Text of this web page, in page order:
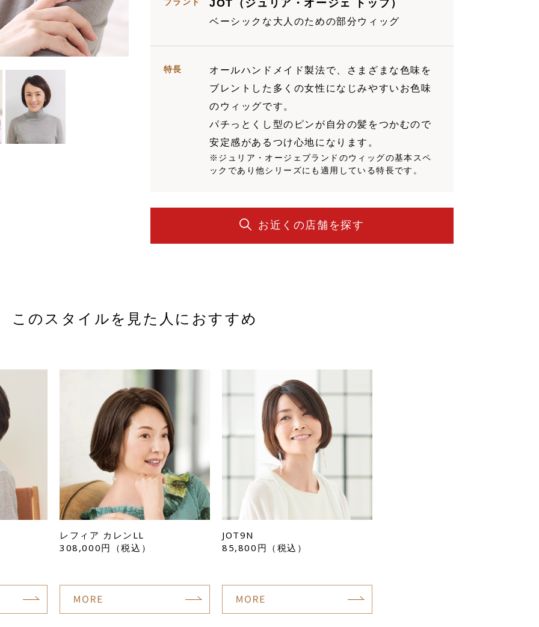
JOT（ジュリア・オージェ トップ）
ベーシックな大人のための部分ウィッグ
特長
オールハンドメイド製法で、さまざまな色味を
ブレントした多くの女性になじみやすいお色味
のウィッグです。
パチっとくし型のピンが自分の髪をつかむので
安定感があるつけ心地になります。
※ジュリア・オージェブランドのウィッグの基本スペ
ックであり他シリーズにも適用している特長です。
お近くの店舗を探す
このスタイルを見た人におすすめ
レフィア カレンLL
308,000円（税込）
JOT9N
85,800円（税込）